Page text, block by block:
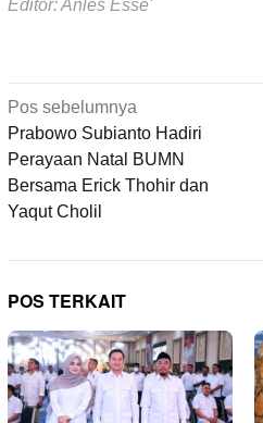
Editor: Anles Esse'
Navigasi
pos
Pos sebelumnya
Prabowo Subianto Hadiri
Perayaan Natal BUMN
Bersama Erick Thohir dan
Yaqut Cholil
POS TERKAIT